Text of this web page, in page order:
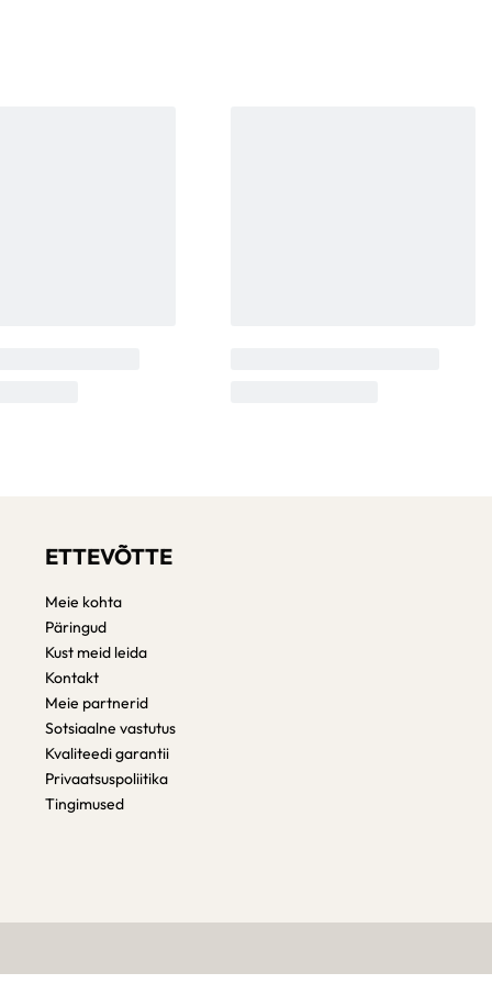
ETTEVÕTTE
Meie kohta
Päringud
Kust meid leida
Kontakt
Meie partnerid
Sotsiaalne vastutus
Kvaliteedi garantii
Privaatsuspoliitika
Tingimused